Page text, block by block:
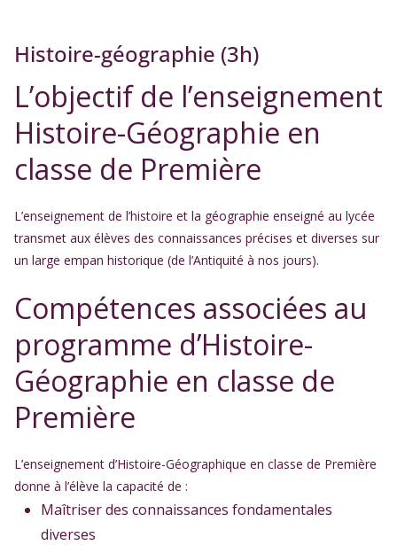
Histoire-géographie (3h)
L’objectif de l’enseignement
Histoire-Géographie en
classe de Première
L’enseignement de l’histoire et la géographie enseigné au lycée
transmet aux élèves des connaissances précises et diverses sur
un large empan historique (de l’Antiquité à nos jours).
Compétences associées au
programme d’Histoire-
Géographie en classe de
Première
L’enseignement d’Histoire-Géographique en classe de Première
donne à l’élève la capacité de :
Maîtriser des connaissances fondamentales
diverses